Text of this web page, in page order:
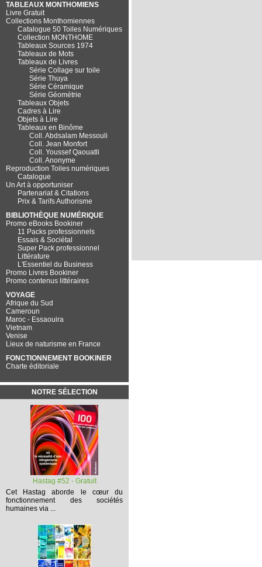
TABLEAUX MONTHOMIENS
Livre Gratuit
Collections Monthomiennes
Catalogue 50 Toiles Numériques
Collection MONTHOME
Tableaux Sources 1974
Tableaux de Mots
Tableaux de Livres
Série Collage sur toile
Série Thuya
Série Céramique
Série Géométrie
Tableaux Objets
Cadres à Lire
Objets à Lire
Tableaux en Binôme
Coll. Abdsalam Messouli
Coll. Jean Monfort
Coll. Youssef Qaouatli
Coll. Anonyme
Reproduction Toiles numériques
Catalogue
Un Art à opportuniser
Partenariat & Citations
Prix & Tarifs Authorisme
BIBLIOTHÈQUE NUMÉRIQUE
Promo eBooks Bookiner
11 Packs professionnels
Essais & Sociétal
Super Pack professionnel
Littérature
L'Essentiel du Business
Promo Livres Bookiner
Promo contenus littéraires
VOYAGE
Afrique du Sud
Cameroun
Maroc - Essaouira
Vietnam
Venise
Lieux de naturisme en France
FONCTIONNEMENT BOOKINER
Charte éditoriale
NOTRE SÉLECTION
Hastag #52 - Gratuit
Cet
Hastag aborde le cœur du
fonctionnement des sociétés
humaines via ...